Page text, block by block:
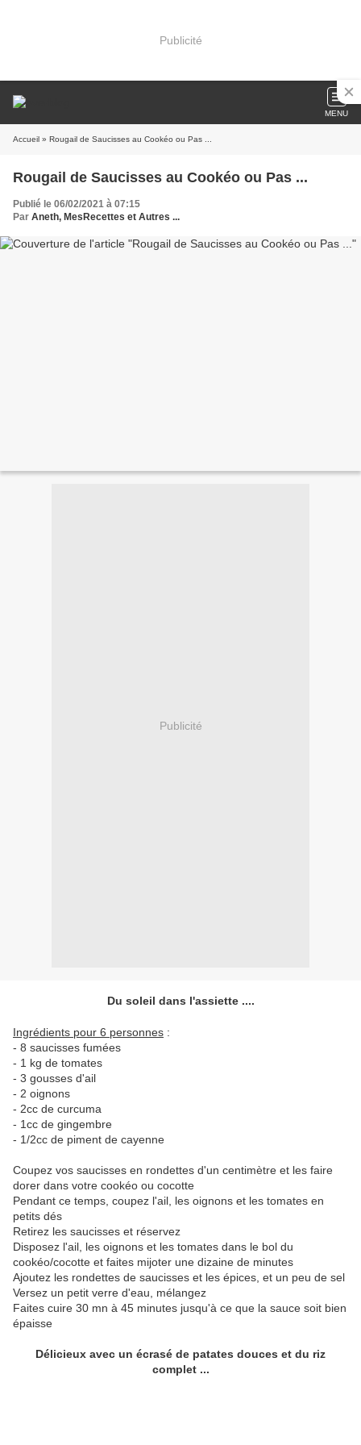
Publicité
MENU
Accueil » Rougail de Saucisses au Cookéo ou Pas ...
Rougail de Saucisses au Cookéo ou Pas ...
Publié le 06/02/2021 à 07:15
Par Aneth, MesRecettes et Autres ...
Publicité
Du soleil dans l'assiette ....
Ingrédients pour 6 personnes :
- 8 saucisses fumées
- 1 kg de tomates
- 3 gousses d'ail
- 2 oignons
- 2cc de curcuma
- 1cc de gingembre
- 1/2cc de piment de cayenne
Coupez vos saucisses en rondettes d'un centimètre et les faire
dorer dans votre cookéo ou cocotte
Pendant ce temps, coupez l'ail, les oignons et les tomates en
petits dés
Retirez les saucisses et réservez
Disposez l'ail, les oignons et les tomates dans le bol du
cookéo/cocotte et faites mijoter une dizaine de minutes
Ajoutez les rondettes de saucisses et les épices, et un peu de sel
Versez un petit verre d'eau, mélangez
Faites cuire 30 mn à 45 minutes jusqu'à ce que la sauce soit bien
épaisse
Délicieux avec un écrasé de patates douces et du riz
complet ...